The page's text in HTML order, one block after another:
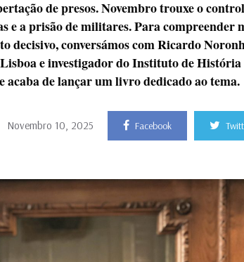
de presos. Novembro trouxe o
e a prisão de militares. Para compreender
decisivo, conversámos com Ricardo
e investigador do Instituto de
acaba de lançar um livro dedicado ao tema.
Novembro 10, 2025 Facebook